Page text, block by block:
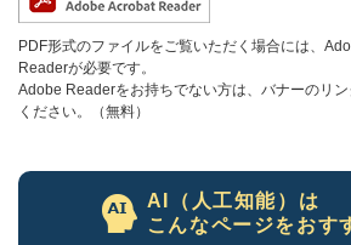
PDF形式のファイルをご覧いただく場合には、
Readerが必要です。
Adobe Readerをお持ちでない方は、バナーのリ
ください。（無料）
AI（人工知能）は
こんなページをおす